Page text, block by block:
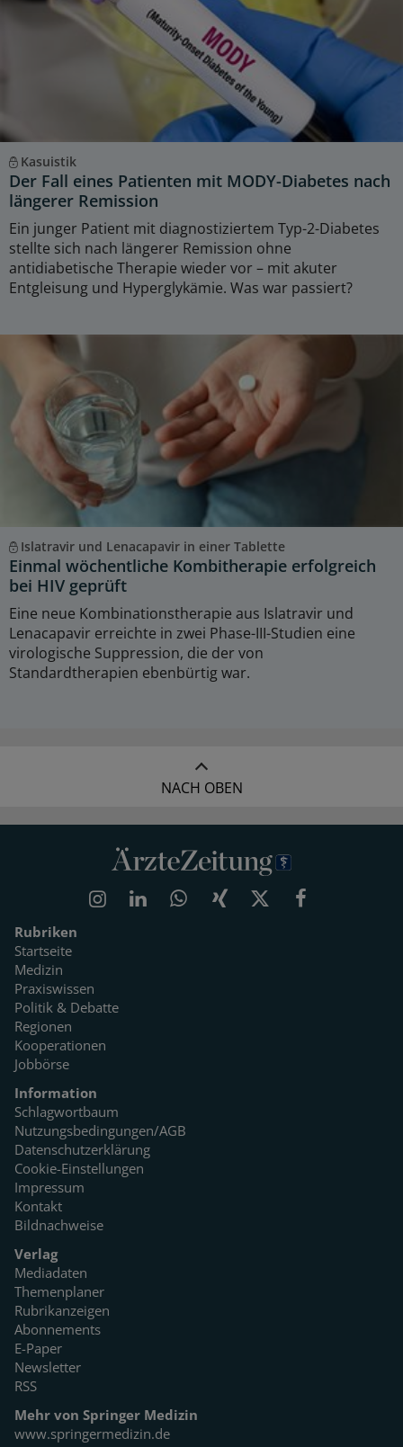
Kasuistik
Der Fall eines Patienten mit MODY-Diabetes nach
längerer Remission
Ein junger Patient mit diagnostiziertem Typ-2-Diabetes
stellte sich nach längerer Remission ohne
antidiabetische Therapie wieder vor – mit akuter
Entgleisung und Hyperglykämie. Was war passiert?
Islatravir und Lenacapavir in einer Tablette
Einmal wöchentliche Kombitherapie erfolgreich
bei HIV geprüft
Eine neue Kombinationstherapie aus Islatravir und
Lenacapavir erreichte in zwei Phase-III-Studien eine
virologische Suppression, die der von
Standardtherapien ebenbürtig war.
NACH OBEN
Rubriken
Startseite
Medizin
Praxiswissen
Politik & Debatte
Regionen
Kooperationen
Jobbörse
Information
Schlagwortbaum
Nutzungsbedingungen/AGB
Datenschutzerklärung
Cookie-Einstellungen
Impressum
Kontakt
Bildnachweise
Verlag
Mediadaten
Themenplaner
Rubrikanzeigen
Abonnements
E-Paper
Newsletter
RSS
Mehr von Springer Medizin
www.springermedizin.de